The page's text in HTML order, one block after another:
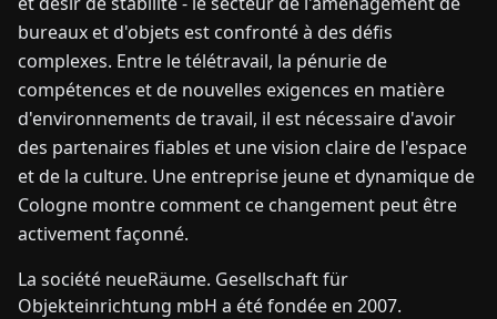
ENDEFRES ITNLPLHU
CONTACTEZ-
NOUS
bureaux et d'objets est confronté à des défis
complexes. Entre le télétravail, la pénurie de
compétences et de nouvelles exigences en matière
d'environnements de travail, il est nécessaire d'avoir
des partenaires fiables et une vision claire de l'espace
et de la culture. Une entreprise jeune et dynamique de
Cologne montre comment ce changement peut être
activement façonné.
La société neueRäume. Gesellschaft für
Objekteinrichtung mbH a été fondée en 2007.